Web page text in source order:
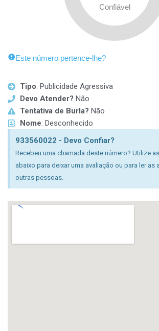
Confiável
Este número pertence-lhe?
Tipo: Publicidade Agressiva
Devo Atender? Não
Tentativa de Burla? Não
Nome: Desconhecido
933560022 - Devo Confiar?
Recebeu uma chamada deste número? Utilize
abaixo para deixar uma avaliação ou para ler as
outras pessoas.